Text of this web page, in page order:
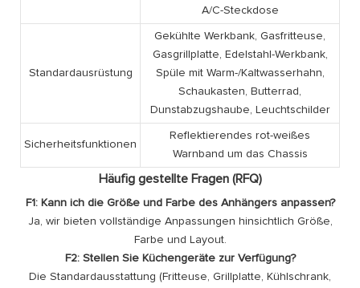
A/C-Steckdose
Standardausrüstung
Gekühlte Werkbank, Gasfritteuse,
Gasgrillplatte, Edelstahl-Werkbank,
Spüle mit Warm-/Kaltwasserhahn,
Schaukasten, Butterrad,
Dunstabzugshaube, Leuchtschilder
Sicherheitsfunktionen
Reflektierendes rot-weißes
Warnband um das Chassis
Häufig gestellte Fragen (RFQ)
F1: Kann ich die Größe und Farbe des Anhängers anpassen?
Ja, wir bieten vollständige Anpassungen hinsichtlich Größe,
Farbe und Layout.
F2: Stellen Sie Küchengeräte zur Verfügung?
Die Standardausstattung (Fritteuse, Grillplatte, Kühlschrank,